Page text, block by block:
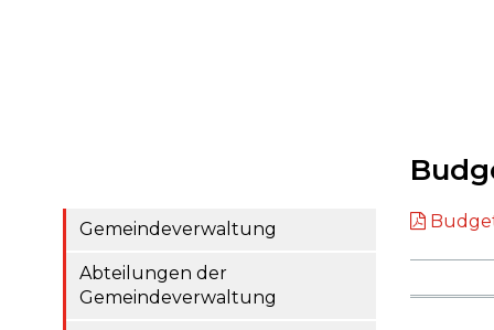
Gemeindeverwaltung
Abteilungen der
Gemeindeverwaltung